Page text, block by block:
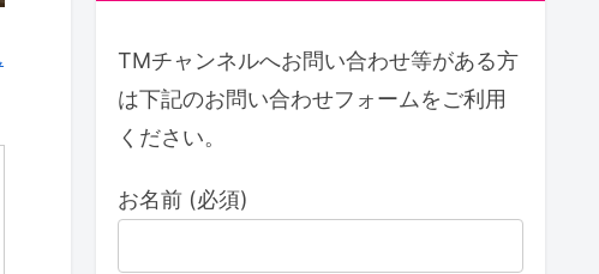
TMチャンネルへお問い合わせ等がある方
は下記のお問い合わせフォームをご利用
ください。
お名前 (必須)